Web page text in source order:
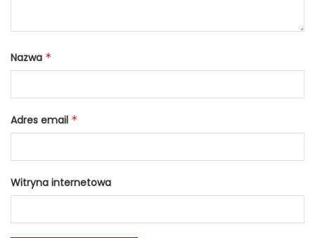
Nazwa *
Adres email *
Witryna internetowa